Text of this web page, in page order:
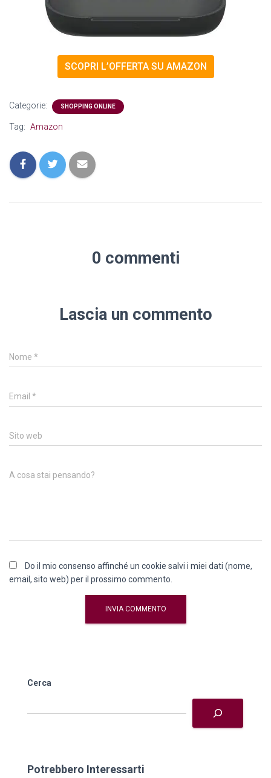
SCOPRI L’OFFERTA SU AMAZON
Categorie: SHOPPING ONLINE
Tag: Amazon
0 commenti
Lascia un commento
Nome *
Email *
Sito web
A cosa stai pensando?
Do il mio consenso affinché un cookie salvi i miei dati (nome,
email, sito web) per il prossimo commento.
Cerca
Potrebbero Interessarti